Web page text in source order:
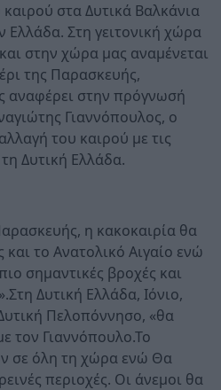
στα Δυτικά Βαλκάνια
Ελλάδα. Στη γειτονική χώρα
στην χώρα μας αναμένεται
της Παρασκευής,
αναφέρει στην πρόγνωσή
Γιαννόπουλος, ο
του καιρού με τις
Δυτική Ελλάδα.
η κακοκαιρία θα
και το Ανατολικό Αιγαίο ενώ
σημαντικές βροχές και
Δυτική Ελλάδα, Ιόνιο,
Πελοπόννησο, «θα
τον Γιαννόπουλο.Το
σε όλη τη χώρα ενώ Θα
περιοχές. Οι άνεμοι θα